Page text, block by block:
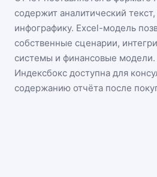
содержит аналитический
инфографику. Excel-модель
собственные сценарии,
системы и финансовые модели.
Индексбокс доступна для
содержанию отчёта после